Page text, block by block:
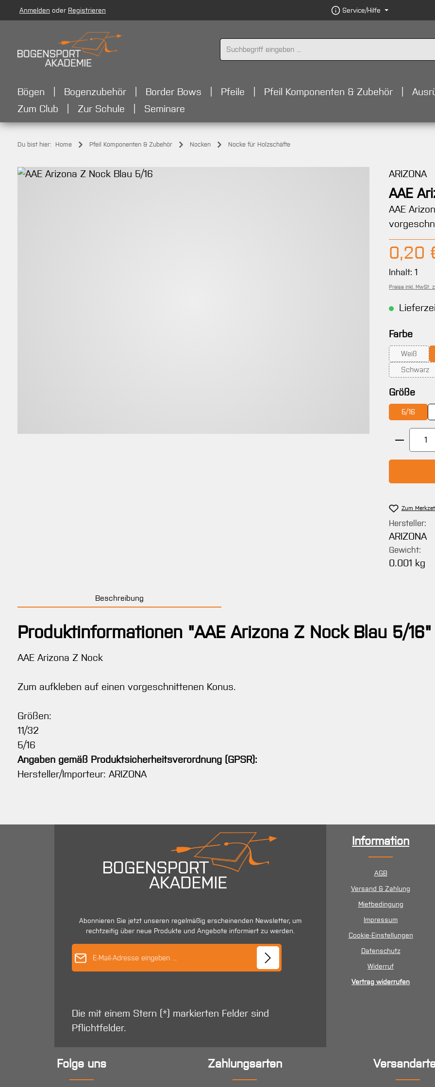
Hauptinhalt springen
Zur Suche springen
Zur Hauptnavigation springen
Anmelden oder Registrieren Service/Hilfe
Bögen Bogenzubehör Border Bows Pfeile Pfeil Komponenten & Zubehör
Zum Club
Zur Schule Seminare
Du bist hier: Home Pfeil Komponenten & Zubehör Nocken Nocke für Holzschäfte
Bildergalerie überspringen ARIZONA
AAE
AAE
Regulärer
0,20
Inhalt:1
Preise inkl. MwSt.
Farbe
Weiß
(Diese
Schwarz
(Diese
Größe
5/16
Zum
Hersteller:
ARIZONA
Gewicht:
0.001 kg
Beschreibung
Produktinformationen "AAE Arizona Z Nock Blau 5/16"
AAE Arizona Z Nock
Zum aufkleben auf einen vorgeschnittenen Konus.
Größen:
11/32
5/16
Angaben gemäß Produktsicherheitsverordnung (GPSR):
Hersteller/Importeur: ARIZONA
Abonnieren Sie jetzt unseren regelmäßig erscheinenden Newsletter, um
rechtzeitig über neue Produkte und Angebote informiert zu werden.
Die mit einem Stern (*) markierten Felder sind
Pflichtfelder.
Information
AGB
Versand & Zahlung
Mietbedingung
Impressum
Cookie-Einstellungen
Datenschutz
Widerruf
Vertrag widerrufen
Folge uns Zahlungsarten